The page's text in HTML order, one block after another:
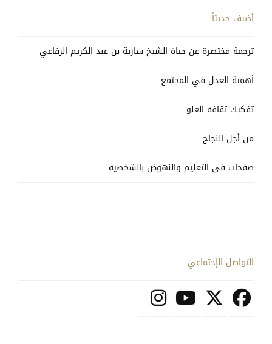
أضيف حديثاً
ترجمة مختصرة عن حياة الشيخ سارية بن عبد الكريم الرفاعي
أهمية العدل في المجتمع
تفكيك ثقافة الغلو
من أجل النجاح
صفحات في التعليم والنهوض بالشخصية
التواصل الإجتماعي